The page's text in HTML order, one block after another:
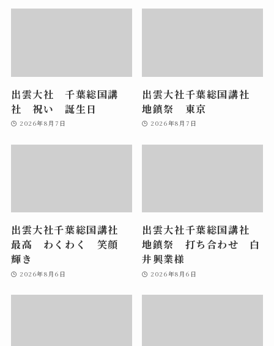
出雲大社 千葉総国講
社 祝い 誕生日
2026年8月7日
出雲大社千葉総国講社
地鎮祭 東京
2026年8月7日
出雲大社千葉総国講社
最高 わくわく 笑顔
輝き
2026年8月6日
出雲大社千葉総国講社
地鎮祭 打ち合わせ 白
井興業様
2026年8月6日